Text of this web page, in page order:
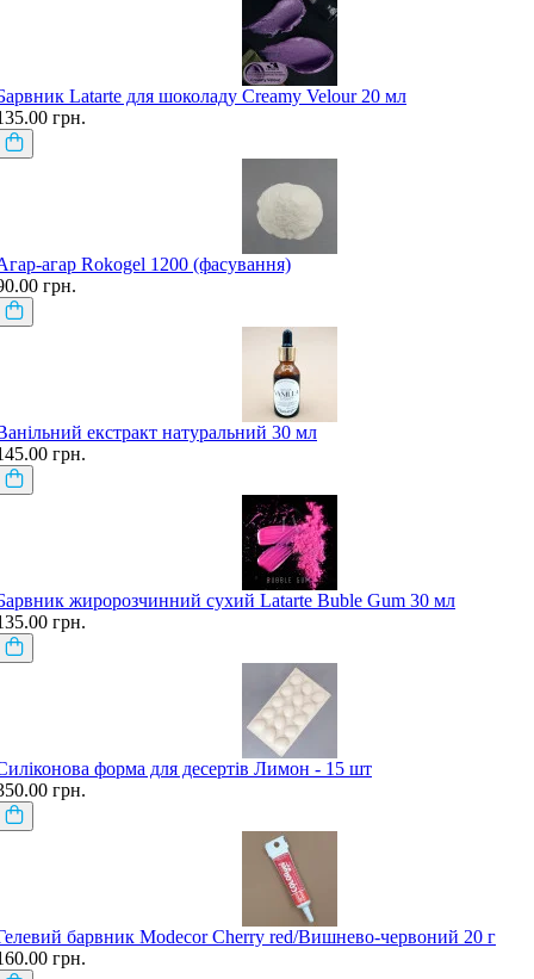
Latarte для шоколаду Creamy Velour 20 мл
грн.
агар Rokogel 1200 (фасування)
грн.
екстракт натуральний 30 мл
грн.
жиророзчинний сухий Latarte Buble Gum 30 мл
грн.
форма для десертів Лимон - 15 шт
грн.
барвник Modecor Cherry red/Вишнево-червоний 20 г
грн.